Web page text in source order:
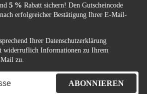
5 % Rabatt sichern! Den Gutscheincode
erfolgreicher Bestätigung Ihrer E-Mail-
Ihrer Datenschutzerklärung
widerruflich Informationen zu Ihrem
zu.
ABONNIEREN